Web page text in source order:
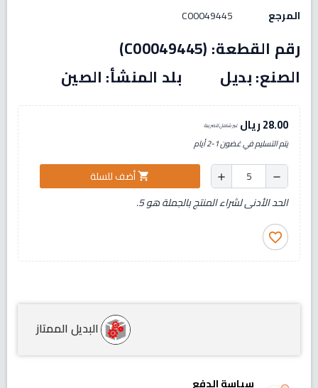
المرجع C00049445
رقم القطعة: (C00049445)
الصنع: بديل بلد المنشأ: الصين
28.00 ريال غير شامل للضريبة
يتم التسليم في غضون 1-2 أيام
remove
add
shopping_cartأضف للسلة
الحد الأدنى لشراء المنتج بالجملة هو 5.
favorite_border
البديل الممتاز
سياسة الدفع